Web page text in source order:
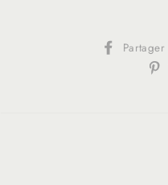
Partager